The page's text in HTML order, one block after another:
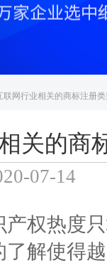
联网行业相关的商标注册
关的商
07-14
热度只
解使得